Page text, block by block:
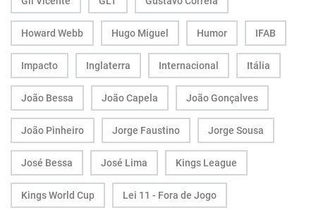
Howard Webb Hugo Miguel Humor IFAB
Impacto Inglaterra Internacional Itália
João Bessa João Capela João Gonçalves
João Pinheiro Jorge Faustino Jorge Sousa
José Bessa José Lima Kings League
Kings World Cup Lei 11 - Fora de Jogo